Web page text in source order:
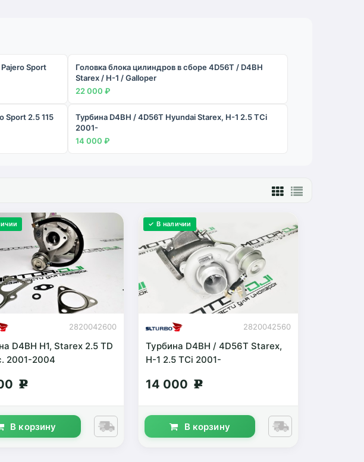
Sроrt
Головка блока цилиндров в сборе 4D56T / D4BH
Starex / H-1 / Galloper
22 000 ₽
Sport 2.5 115
Турбина D4BH / 4D56T Hyundai Starex, H-1 2.5 TCi
2001-
14 000 ₽
2820042600
D4BH H1, Starex 2.5 TD
2001-2004
g
В корзину
✓ В наличии
2820042560
Турбина D4BH / 4D56T Starex,
H-1 2.5 TCi 2001-
14 000 g
В корзину